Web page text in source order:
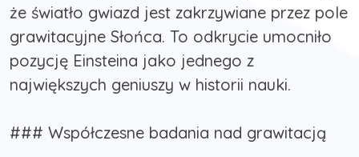
że światło gwiazd jest zakrzywiane przez pole
grawitacyjne Słońca. To odkrycie umocniło
pozycję Einsteina jako jednego z
największych geniuszy w historii nauki.
### Współczesne badania nad grawitacją